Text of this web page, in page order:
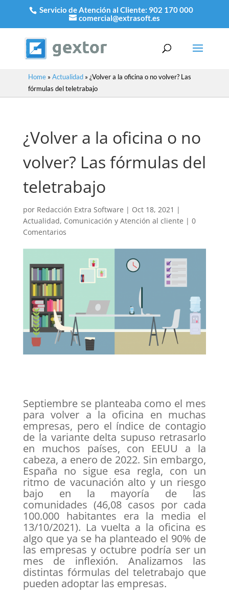
Servicio de Atención al Cliente: 902 170 000
comercial@extrasoft.es
Home» Actualidad» ¿Volver a la oficina o no volver? Las
fórmulas del teletrabajo
¿Volver a la oficina o no
volver? Las fórmulas del
teletrabajo
por Redacción Extra Software | Oct 18, 2021 |
Actualidad, Comunicación y Atención al cliente | 0
Comentarios
Septiembre se planteaba como el mes
para volver a la oficina en muchas
empresas, pero el índice de contagio
de la variante delta supuso retrasarlo
en muchos países, con EEUU a la
cabeza, a enero de 2022. Sin embargo,
España no sigue esa regla, con un
ritmo de vacunación alto y un riesgo
bajo en la mayoría de las
comunidades (46,08 casos por cada
100.000 habitantes era la media el
13/10/2021). La vuelta a la oficina es
algo que ya se ha planteado el 90% de
las empresas y octubre podría ser un
mes de inflexión. Analizamos las
distintas fórmulas del teletrabajo que
pueden adoptar las empresas.